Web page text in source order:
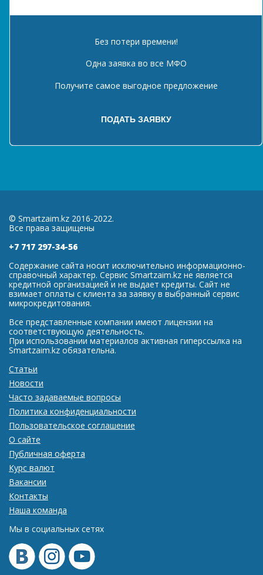
Без потери времени!
Одна заявка во все МФО
Получите самое выгодное предложение
© Smartzaim.kz 2016-2022.
Все права защищены
+7 717 297-34-56
Содержание сайта носит исключительно информационно-
справочный характер. Сервис Smartzaim.kz не является
кредитной организацией и не выдает кредиты. Сайт не
взимает оплаты с клиента за заявку в выбранный сервис
микрокредитования.
Все представленные компании имеют лицензии на
соответствующую деятельность.
При использовании материалов активная гиперссылка на
Smartzaim.kz обязательна.
Статьи
Новости
Часто задаваемые вопросы
Политика конфиденциальности
Пользовательское соглашение
О сайте
Публичная оферта
Курс валют
Вакансии
Контакты
Наша команда
Мы в социальных сетях